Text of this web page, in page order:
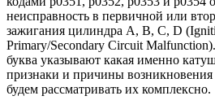
неисправность в первичной или
зажигания цилиндра A, B, C, D
Primary/Secondary Circuit
буква указывают какая именно
признаки и причины
будем рассматривать их комплексно.